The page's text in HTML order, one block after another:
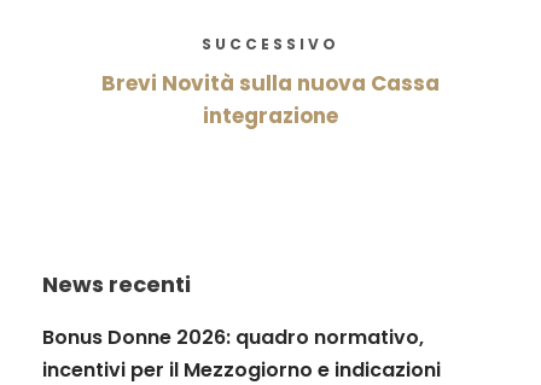
SUCCESSIVO
Brevi Novità sulla nuova Cassa
integrazione
News recenti
Bonus Donne 2026: quadro normativo,
incentivi per il Mezzogiorno e indicazioni